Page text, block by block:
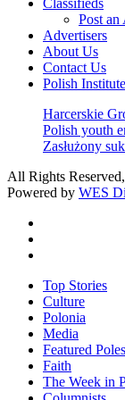
Classifieds
Post an
Advertisers
About Us
Contact Us
Polish
Harcerskie
Polish youth
Zasłużony
All Rights
Powered by WES
Close
Menu
Top Stories
Culture
Polonia
Media
Featured Poles
Faith
The Week in